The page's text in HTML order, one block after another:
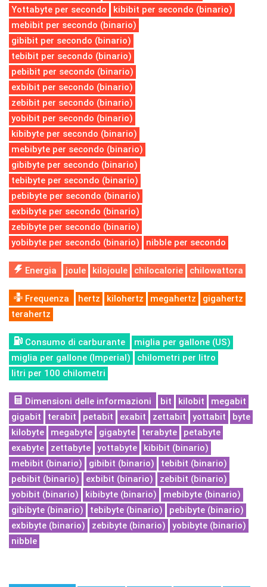
Yottabyte per secondo
kibibit per secondo (binario)
mebibit per secondo (binario)
gibibit per secondo (binario)
tebibit per secondo (binario)
pebibit per secondo (binario)
exbibit per secondo (binario)
zebibit per secondo (binario)
yobibit per secondo (binario)
kibibyte per secondo (binario)
mebibyte per secondo (binario)
gibibyte per secondo (binario)
tebibyte per secondo (binario)
pebibyte per secondo (binario)
exbibyte per secondo (binario)
zebibyte per secondo (binario)
yobibyte per secondo (binario)
nibble per secondo
Energia joule kilojoule chilocalorie chilowattora
Frequenza hertz kilohertz megahertz
gigahertz
terahertz
Consumo di carburante
miglia per gallone (US)
miglia per gallone (Imperial)
chilometri per litro
litri per 100 chilometri
Dimensioni delle informazioni bit kilobit
megabit
gigabit
terabit petabit exabit zettabit yottabit
byte
kilobyte
megabyte gigabyte terabyte
petabyte
exabyte
zettabyte yottabyte
kibibit (binario)
mebibit (binario)
gibibit (binario)
tebibit (binario)
pebibit (binario)
exbibit (binario)
zebibit (binario)
yobibit (binario)
kibibyte (binario)
mebibyte (binario)
gibibyte (binario)
tebibyte (binario)
pebibyte (binario)
exbibyte (binario)
zebibyte (binario)
yobibyte (binario)
nibble